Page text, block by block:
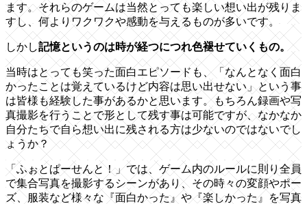
ます。それらのゲームは当然とっても楽しい想い出が残りま
すし、何よりワクワクや感動を与えるものが多いです。
しかし記憶というのは時が経つにつれ色褪せていくもの。
当時はとっても笑った面白エピソードも、「なんとなく面白
かったことは覚えているけど内容は思い出せない」という事
は皆様も経験した事があるかと思います。もちろん録画や写
真撮影を行うことで形として残す事は可能ですが、なかなか
自分たちで自ら想い出に残される方は少ないのではないでし
ょうか？
「ふぉとぱーせんと！」では、ゲーム内のルールに則り全員
で集合写真を撮影するシーンがあり、その時々の変顔やポー
ズ、服装など様々な『面白かった』や『楽しかった』を写真